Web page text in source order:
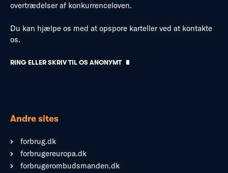
overtrædelser af konkurrenceloven.
Du kan hjælpe os med at opspore karteller ved at kontakte
os.
RING ELLER SKRIV TIL OS ANONYMT
Andre sites
forbrug.dk
forbrugereuropa.dk
forbrugerombudsmanden.dk